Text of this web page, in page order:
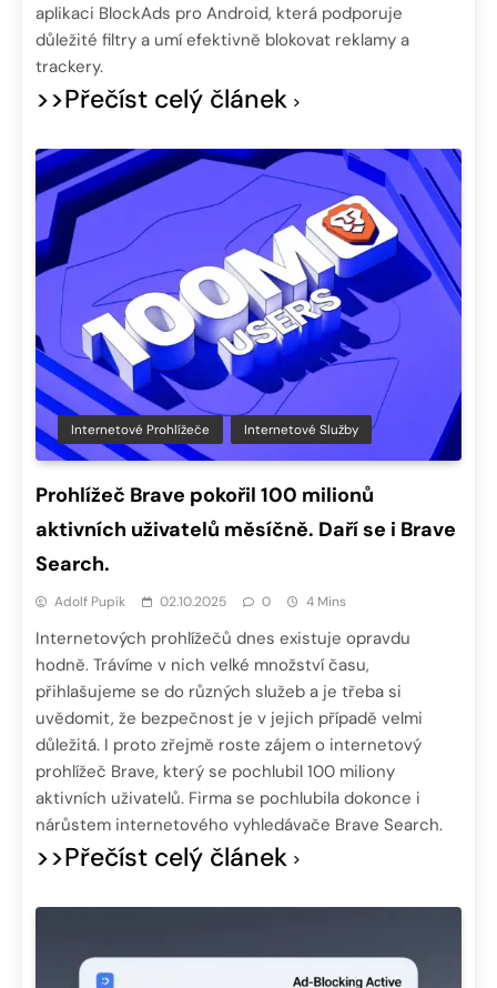
aplikaci BlockAds pro Android, která podporuje
důležité filtry a umí efektivně blokovat reklamy a
trackery.
>>Přečíst celý článek
Internetové Prohlížeče Internetové Služby
Prohlížeč Brave pokořil 100 milionů
aktivních uživatelů měsíčně. Daří se i Brave
Search.
Adolf Pupík 02.10.2025 0 4 Mins
Internetových prohlížečů dnes existuje opravdu
hodně. Trávíme v nich velké množství času,
přihlašujeme se do různých služeb a je třeba si
uvědomit, že bezpečnost je v jejich případě velmi
důležitá. I proto zřejmě roste zájem o internetový
prohlížeč Brave, který se pochlubil 100 miliony
aktivních uživatelů. Firma se pochlubila dokonce i
nárůstem internetového vyhledávače Brave Search.
>>Přečíst celý článek